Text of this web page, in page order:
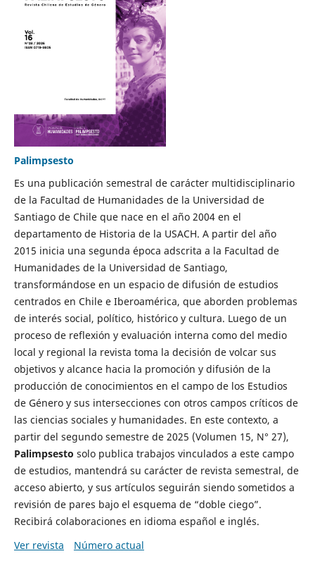
Palimpsesto
Es una publicación semestral de carácter multidisciplinario
de la Facultad de Humanidades de la Universidad de
Santiago de Chile que nace en el año 2004 en el
departamento de Historia de la USACH. A partir del año
2015 inicia una segunda época adscrita a la Facultad de
Humanidades de la Universidad de Santiago,
transformándose en un espacio de difusión de estudios
centrados en Chile e Iberoamérica, que aborden problemas
de interés social, político, histórico y cultura. Luego de un
proceso de reflexión y evaluación interna como del medio
local y regional la revista toma la decisión de volcar sus
objetivos y alcance hacia la promoción y difusión de la
producción de conocimientos en el campo de los Estudios
de Género y sus intersecciones con otros campos críticos de
las ciencias sociales y humanidades. En este contexto, a
partir del segundo semestre de 2025 (Volumen 15, N° 27),
Palimpsesto solo publica trabajos vinculados a este campo
de estudios, mantendrá su carácter de revista semestral, de
acceso abierto, y sus artículos seguirán siendo sometidos a
revisión de pares bajo el esquema de “doble ciego”.
Recibirá colaboraciones en idioma español e inglés.
Ver revista
Número actual